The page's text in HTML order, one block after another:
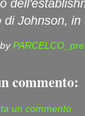
di Johnson,
commento:
un commento